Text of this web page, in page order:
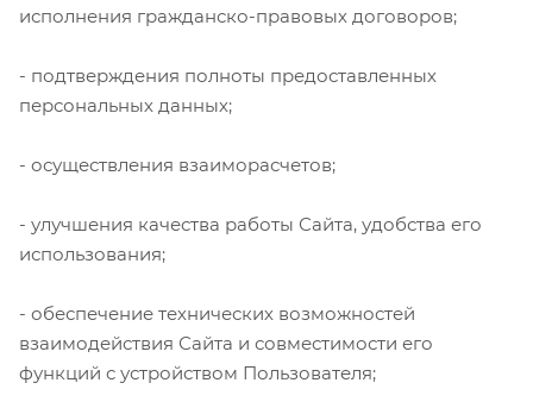
исполнения гражданско-правовых договоров;
- подтверждения полноты предоставленных
персональных данных;
- осуществления взаиморасчетов;
- улучшения качества работы Сайта, удобства его
использования;
- обеспечение технических возможностей
взаимодействия Сайта и совместимости его
функций с устройством Пользователя;